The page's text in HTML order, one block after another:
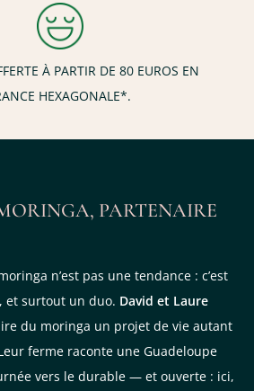
À PARTIR DE 80 EUROS EN
HEXAGONALE*.
PARTENAIRE
n’est pas une tendance : c’est
et surtout un duo. David et Laure
du moringa un projet de vie autant
ferme raconte une Guadeloupe
vers le durable — et ouverte : ici,